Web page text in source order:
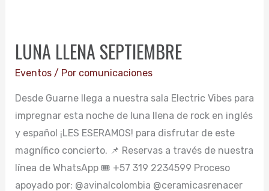
LUNA LLENA SEPTIEMBRE
Eventos/ Por comunicaciones
Desde Guarne llega a nuestra sala Electric Vibes para
impregnar esta noche de luna llena de rock en inglés
y español ¡LES ESERAMOS! para disfrutar de este
magnífico concierto. 📌 Reservas a través de nuestra
línea de WhatsApp 🎟 +57 319 2234599 Proceso
apoyado por: @avinalcolombia @ceramicasrenacer
SEPTIEMBRE